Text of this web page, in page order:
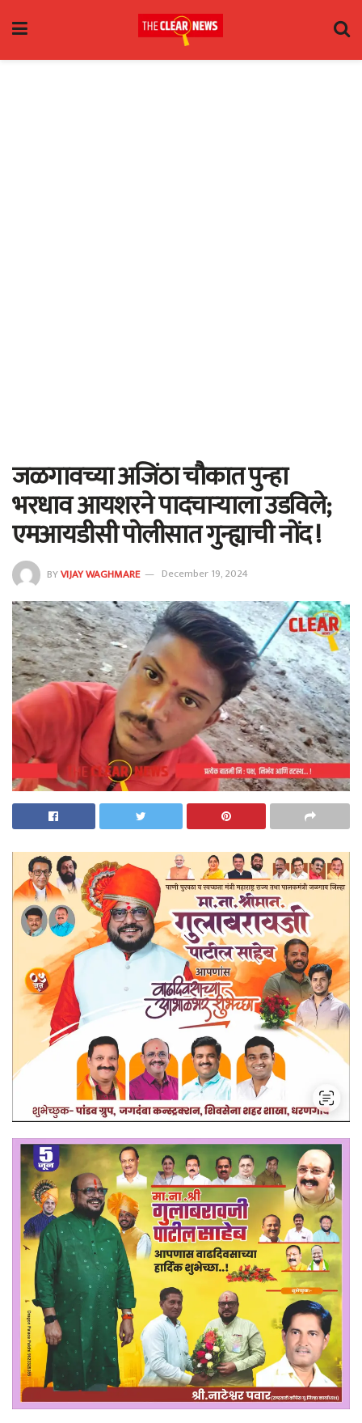
जळगावच्या अजिंठा चौकात पुन्हा
भरधाव आयशरने पादचाऱ्याला उडविले;
एमआयडीसी पोलीसात गुन्ह्याची नोंद !
BYVIJAY WAGHMARE December 19, 2024